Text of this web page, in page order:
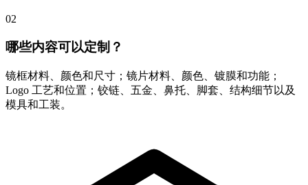
02
哪些内容可以定制？
镜框材料、颜色和尺寸；镜片材料、颜色、镀膜和功能；
Logo 工艺和位置；铰链、五金、鼻托、脚套、结构细节以及
模具和工装。